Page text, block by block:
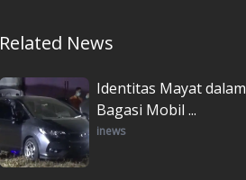
Related News
Identitas Mayat dalam
Bagasi Mobil ...
inews